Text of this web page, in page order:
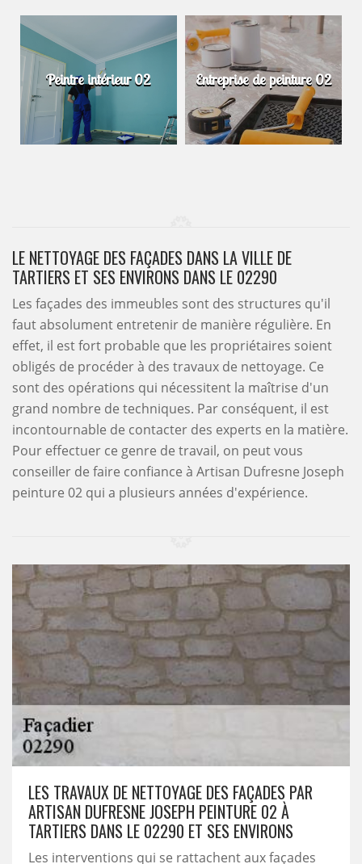
Peintre intérieur 02 Entreprise de peinture 02
LE NETTOYAGE DES FAÇADES DANS LA VILLE DE
TARTIERS ET SES ENVIRONS DANS LE 02290
Les façades des immeubles sont des structures qu'il
faut absolument entretenir de manière régulière. En
effet, il est fort probable que les propriétaires soient
obligés de procéder à des travaux de nettoyage. Ce
sont des opérations qui nécessitent la maîtrise d'un
grand nombre de techniques. Par conséquent, il est
incontournable de contacter des experts en la matière.
Pour effectuer ce genre de travail, on peut vous
conseiller de faire confiance à Artisan Dufresne Joseph
peinture 02 qui a plusieurs années d'expérience.
LES TRAVAUX DE NETTOYAGE DES FAÇADES PAR
ARTISAN DUFRESNE JOSEPH PEINTURE 02 À
TARTIERS DANS LE 02290 ET SES ENVIRONS
Les interventions qui se rattachent aux façades